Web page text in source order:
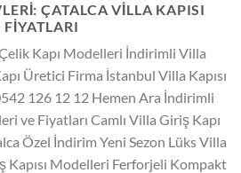
ÇATALCA VILLA KAPISI
FIYATLARI
Kapı Modelleri İndirimli Villa
Üretici Firma İstanbul Villa Kapısı
126 12 12 Hemen Ara İndirimli
ve Fiyatları Camlı Villa Giriş Kapı
Özel İndirim Yeni Sezon Lüks Villa
Kapısı Modelleri Ferforjeli Kompakt